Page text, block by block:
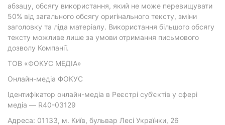
абзацу, обсягу використання, який не може перевищувати
50% від загального обсягу оригінального тексту, зміни
заголовку та ліда матеріалу. Використання більшого обсягу
тексту можливе лише за умови отримання письмового
дозволу Компанії.
ТОВ «ФОКУС МЕДІА»
Онлайн-медіа ФОКУС
Ідентифікатор онлайн-медіа в Реєстрі суб’єктів у сфері
медіа — R40-03129
Адреса: 01133, м. Київ, бульвар Лесі Українки, 26